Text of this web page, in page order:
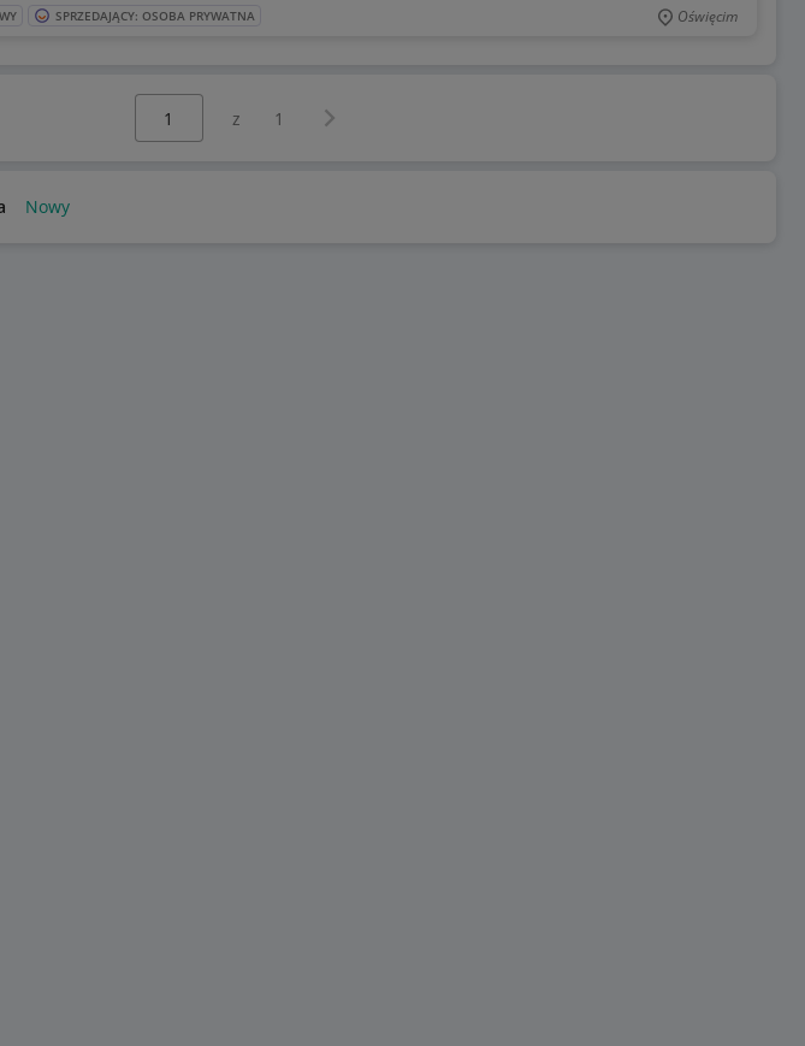
SPRZEDAJĄCY: OSOBA PRYWATNA Oświęcim
z 1 Następna strona
Nowy